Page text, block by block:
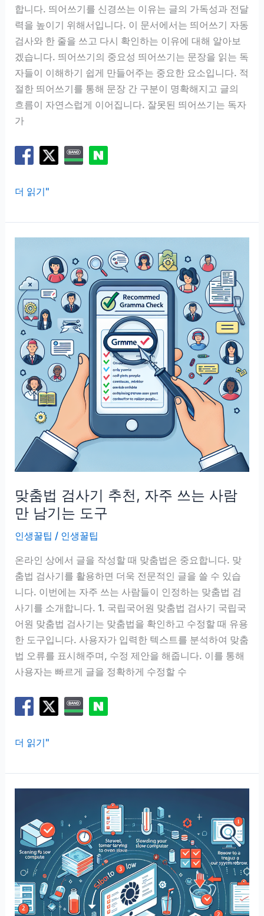
합니다. 띄어쓰기를 신경쓰는 이유는 글의 가독성과 전달
력을 높이기 위해서입니다. 이 문서에서는 띄어쓰기 자동
검사와 한 줄을 쓰고 다시 확인하는 이유에 대해 알아보
겠습니다. 띄어쓰기의 중요성 띄어쓰기는 문장을 읽는 독
자들이 이해하기 쉽게 만들어주는 중요한 요소입니다. 적
절한 띄어쓰기를 통해 문장 간 구분이 명확해지고 글의
흐름이 자연스럽게 이어집니다. 잘못된 띄어쓰기는 독자
가
띄
쓰
기
검
사,
한
줄
쓰
고
다
시
는
유
더 읽기"
맞춤법 검사기 추천, 자주 쓰는 사람
만 남기는 도구
인생꿀팁 / 인생꿀팁
온라인 상에서 글을 작성할 때 맞춤법은 중요합니다. 맞
춤법 검사기를 활용하면 더욱 전문적인 글을 쓸 수 있습
니다. 이번에는 자주 쓰는 사람들이 인정하는 맞춤법 검
사기를 소개합니다. 1. 국립국어원 맞춤법 검사기 국립국
어원 맞춤법 검사기는 맞춤법을 확인하고 수정할 때 유용
한 도구입니다. 사용자가 입력한 텍스트를 분석하여 맞춤
법 오류를 표시해주며, 수정 제안을 해줍니다. 이를 통해
사용자는 빠르게 글을 정확하게 수정할 수
맞
법
검
추
천,
자
주
쓰
더 읽기"